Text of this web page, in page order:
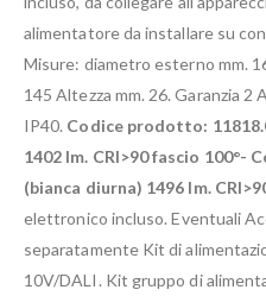
alimentatore da installare su
Misure: diametro esterno mm.
145 Altezza mm. 26. Garanzia 2
IP40. Codice prodotto:
1402 lm. CRI>90 fascio 100°-
(bianca diurna) 1496 lm.
elettronico incluso. Eventuali
separatamente Kit di
10V/DALI. Kit gruppo di